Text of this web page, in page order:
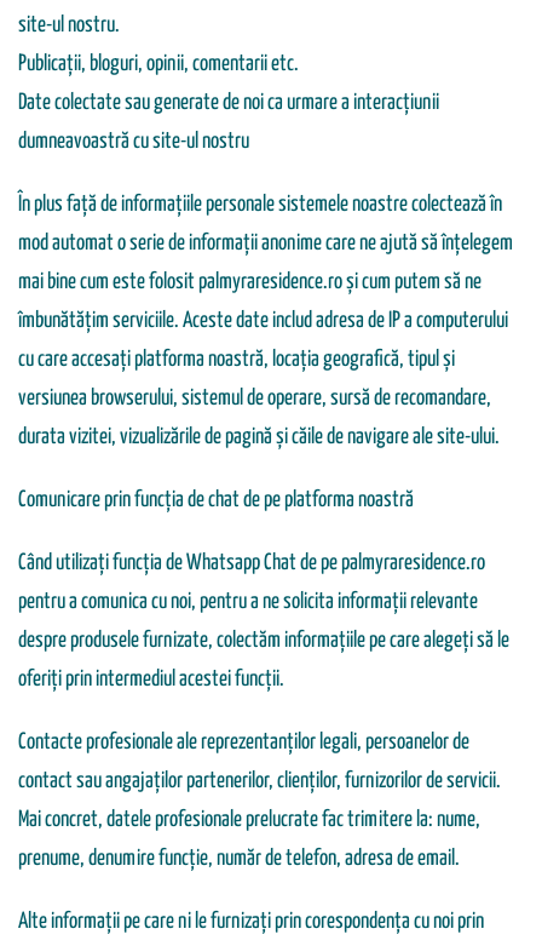
site-ul nostru.
Publicații, bloguri, opinii, comentarii etc.
Date colectate sau generate de noi ca urmare a interacțiunii
dumneavoastră cu site-ul nostru
În plus față de informațiile personale sistemele noastre colectează în
mod automat o serie de informații anonime care ne ajută să înțelegem
mai bine cum este folosit palmyraresidence.ro și cum putem să ne
îmbunătățim serviciile. Aceste date includ adresa de IP a computerului
cu care accesați platforma noastră, locația geografică, tipul și
versiunea browserului, sistemul de operare, sursă de recomandare,
durata vizitei, vizualizările de pagină și căile de navigare ale site-ului.
Comunicare prin funcția de chat de pe platforma noastră
Când utilizați funcția de Whatsapp Chat de pe palmyraresidence.ro
pentru a comunica cu noi, pentru a ne solicita informații relevante
despre produsele furnizate, colectăm informațiile pe care alegeți să le
oferiți prin intermediul acestei funcții.
Contacte profesionale ale reprezentanților legali, persoanelor de
contact sau angajaților partenerilor, clienților, furnizorilor de servicii.
Mai concret, datele profesionale prelucrate fac trimitere la: nume,
prenume, denumire funcție, număr de telefon, adresa de email.
Alte informații pe care ni le furnizați prin corespondența cu noi prin